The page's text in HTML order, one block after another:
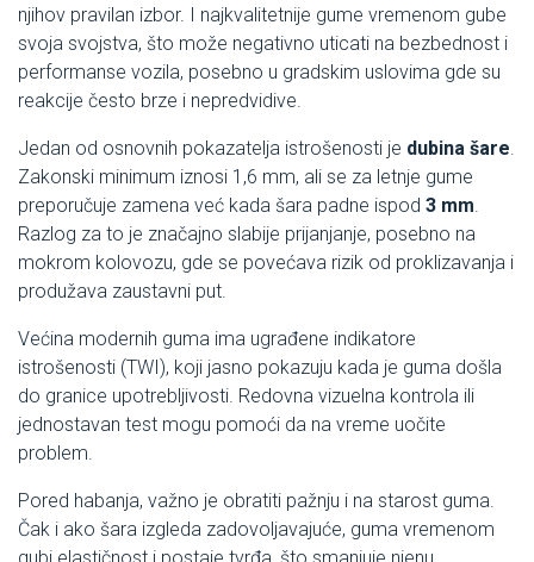
njihov pravilan izbor. I najkvalitetnije gume vremenom gube
svoja svojstva, što može negativno uticati na bezbednost i
performanse vozila, posebno u gradskim uslovima gde su
reakcije često brze i nepredvidive.
Jedan od osnovnih pokazatelja istrošenosti je dubina šare.
Zakonski minimum iznosi 1,6 mm, ali se za letnje gume
preporučuje zamena već kada šara padne ispod 3 mm.
Razlog za to je značajno slabije prijanjanje, posebno na
mokrom kolovozu, gde se povećava rizik od proklizavanja i
produžava zaustavni put.
Većina modernih guma ima ugrađene indikatore
istrošenosti (TWI), koji jasno pokazuju kada je guma došla
do granice upotrebljivosti. Redovna vizuelna kontrola ili
jednostavan test mogu pomoći da na vreme uočite
problem.
Pored habanja, važno je obratiti pažnju i na starost guma.
Čak i ako šara izgleda zadovoljavajuće, guma vremenom